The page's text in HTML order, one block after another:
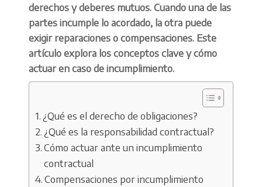
derechos y deberes mutuos. Cuando una de las
partes incumple lo acordado, la otra puede
exigir reparaciones o compensaciones. Este
artículo explora los conceptos clave y cómo
actuar en caso de incumplimiento.
¿Qué es el derecho de obligaciones?
¿Qué es la responsabilidad contractual?
Cómo actuar ante un incumplimiento
contractual
Compensaciones por incumplimiento